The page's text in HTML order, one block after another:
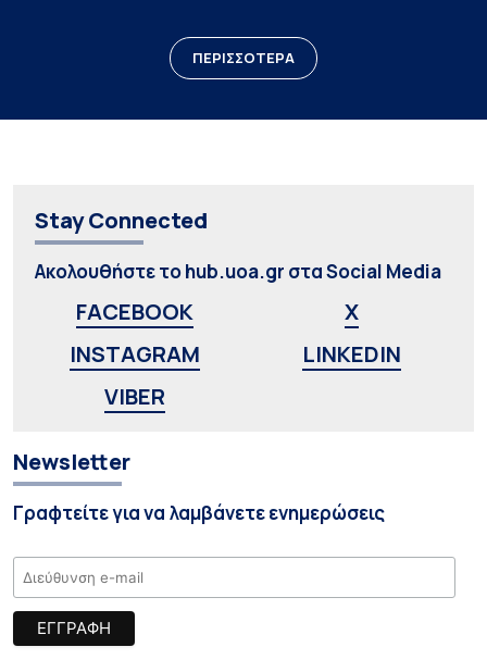
ΠΕΡΙΣΣΟΤΕΡΑ
Stay Connected
Ακολουθήστε το hub.uoa.gr στα Social Media
FACEBOOK
X
INSTAGRAM
LINKEDIN
VIBER
Newsletter
Γραφτείτε για να λαμβάνετε ενημερώσεις